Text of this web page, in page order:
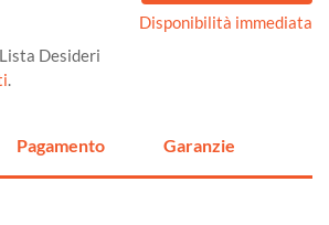
Disponibilità immediata
Desideri
.
Pagamento Garanzie